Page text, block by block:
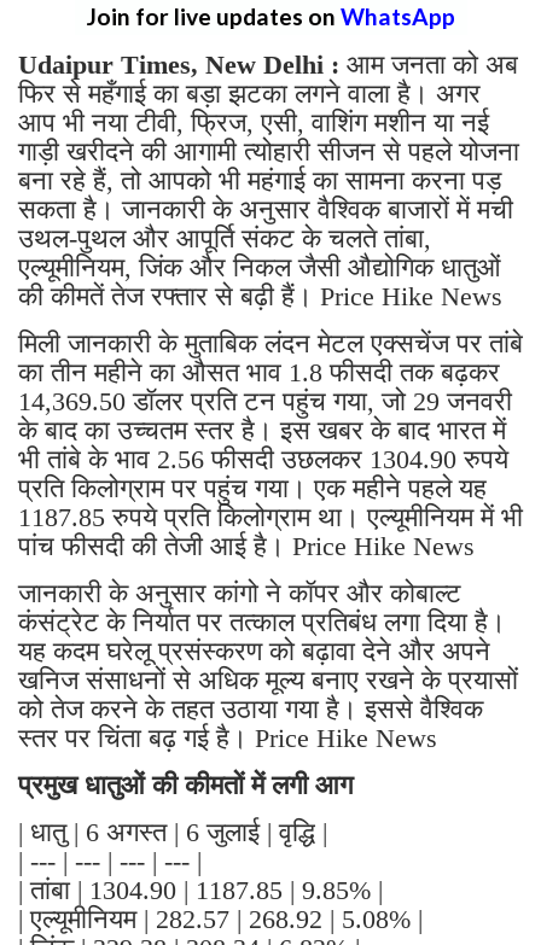
Join for live updates on WhatsApp
Udaipur Times, New Delhi : आम जनता को अब
फिर से महँगाई का बड़ा झटका लगने वाला है। अगर
आप भी नया टीवी, फ्रिज, एसी, वाशिंग मशीन या नई
गाड़ी खरीदने की आगामी त्योहारी सीजन से पहले योजना
बना रहे हैं, तो आपको भी महंगाई का सामना करना पड़
सकता है। जानकारी के अनुसार वैश्विक बाजारों में मची
उथल-पुथल और आपूर्ति संकट के चलते तांबा,
एल्यूमीनियम, जिंक और निकल जैसी औद्योगिक धातुओं
की कीमतें तेज रफ्तार से बढ़ी हैं। Price Hike News
मिली जानकारी के मुताबिक लंदन मेटल एक्सचेंज पर तांबे
का तीन महीने का औसत भाव 1.8 फीसदी तक बढ़कर
14,369.50 डॉलर प्रति टन पहुंच गया, जो 29 जनवरी
के बाद का उच्चतम स्तर है। इस खबर के बाद भारत में
भी तांबे के भाव 2.56 फीसदी उछलकर 1304.90 रुपये
प्रति किलोग्राम पर पहुंच गया। एक महीने पहले यह
1187.85 रुपये प्रति किलोग्राम था। एल्यूमीनियम में भी
पांच फीसदी की तेजी आई है। Price Hike News
जानकारी के अनुसार कांगो ने कॉपर और कोबाल्ट
कंसंट्रेट के निर्यात पर तत्काल प्रतिबंध लगा दिया है।
यह कदम घरेलू प्रसंस्करण को बढ़ावा देने और अपने
खनिज संसाधनों से अधिक मूल्य बनाए रखने के प्रयासों
को तेज करने के तहत उठाया गया है। इससे वैश्विक
स्तर पर चिंता बढ़ गई है। Price Hike News
प्रमुख धातुओं की कीमतों में लगी आग
| धातु | 6 अगस्त | 6 जुलाई | वृद्धि |
| --- | --- | --- | --- |
| तांबा | 1304.90 | 1187.85 | 9.85% |
| एल्यूमीनियम | 282.57 | 268.92 | 5.08% |